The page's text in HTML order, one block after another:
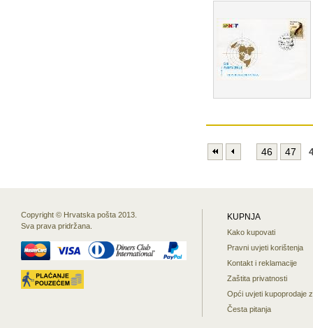
46 47
Copyright © Hrvatska pošta 2013.
Sva prava pridržana.
KUPNJA
Kako kupovati
Pravni uvjeti korištenja
Kontakt i reklamacije
Zaštita privatnosti
Opći uvjeti kupoprodaje
Česta pitanja